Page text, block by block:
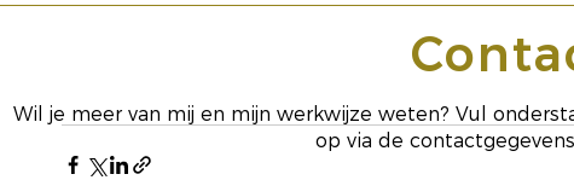
Wil je meer van mij en mijn werkwijze weten? Vul
op via de